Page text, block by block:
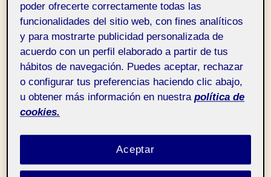
Mi tablero inspiracional
de Pinterest.
Autor
de
entrada
PorRuben Taberner Mejias
Fecha
de
27 octubre, 2021
No hay comentariosen
inspiracional
Pinterest.
comunidades digitales
poder ofrecerte correctamente todas las
funcionalidades del sitio web, con fines analíticos
y para mostrarte publicidad personalizada de
acuerdo con un perfil elaborado a partir de tus
hábitos de navegación. Puedes aceptar, rechazar
o configurar tus preferencias haciendo clic abajo,
u obtener más información en nuestra política de
cookies.
Aceptar